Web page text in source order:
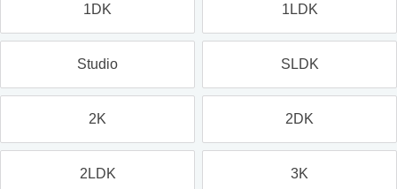
1DK 1LDK
Studio SLDK
2K 2DK
2LDK 3K